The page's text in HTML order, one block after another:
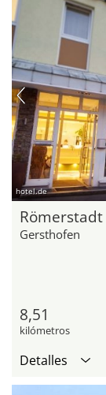
hotel.de
Römerstadt
Gersthofen
8,51
kilómetros
Detalles